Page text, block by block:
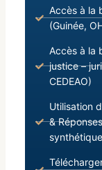
Accès à la
(Guinée,
Accès à la
justice –
CEDEAO)
Utilisation
&